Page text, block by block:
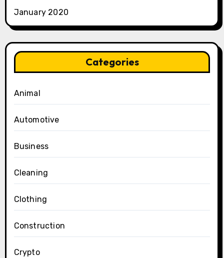
January 2020
Categories
Animal
Automotive
Business
Cleaning
Clothing
Construction
Crypto